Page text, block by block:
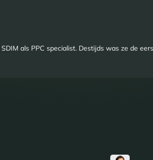
als PPC specialist. Destijds was ze de